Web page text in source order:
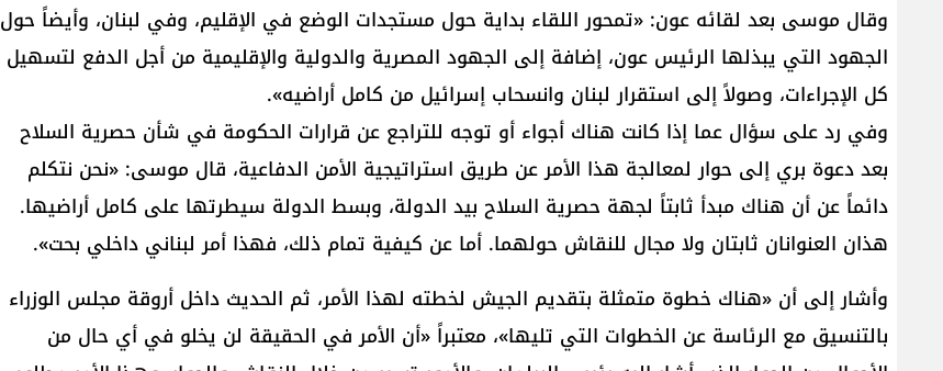
وقال موسى بعد لقائه عون: «تمحور اللقاء بداية حول مستجدات الوضع في الإقليم، وفي لبنان، وأيضاً حول
الجهود التي يبذلها الرئيس عون، إضافة إلى الجهود المصرية والدولية والإقليمية من أجل الدفع لتسهيل
كل الإجراءات، وصولاً إلى استقرار لبنان وانسحاب إسرائيل من كامل أراضيه».
وفي رد على سؤال عما إذا كانت هناك أجواء أو توجه للتراجع عن قرارات الحكومة في شأن حصرية السلاح
بعد دعوة بري إلى حوار لمعالجة هذا الأمر عن طريق استراتيجية الأمن الدفاعية، قال موسى: «نحن نتكلم
دائماً عن أن هناك مبدأ ثابتاً لجهة حصرية السلاح بيد الدولة، وبسط الدولة سيطرتها على كامل أراضيها.
هذان العنوانان ثابتان ولا مجال للنقاش حولهما. أما عن كيفية تمام ذلك، فهذا أمر لبناني داخلي بحت».
وأشار إلى أن «هناك خطوة متمثلة بتقديم الجيش لخطته لهذا الأمر، ثم الحديث داخل أروقة مجلس الوزراء
بالتنسيق مع الرئاسة عن الخطوات التي تليها»، معتبراً «أن الأمر في الحقيقة لن يخلو في أي حال من